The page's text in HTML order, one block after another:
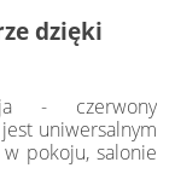
dzięki
- czerwony
uniwersalnym
pokoju, salonie